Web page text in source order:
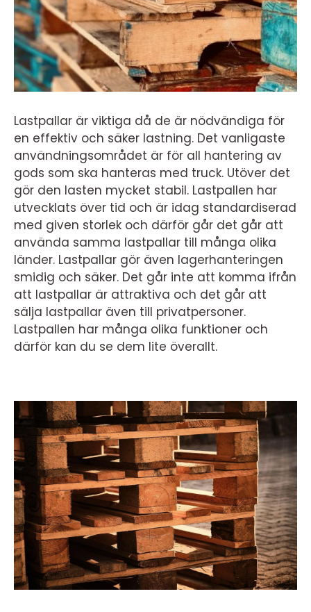
Lastpallar är viktiga då de är nödvändiga för
en effektiv och säker lastning. Det vanligaste
användningsområdet är för all hantering av
gods som ska hanteras med truck. Utöver det
gör den lasten mycket stabil. Lastpallen har
utvecklats över tid och är idag standardiserad
med given storlek och därför går det går att
använda samma lastpallar till många olika
länder. Lastpallar gör även lagerhanteringen
smidig och säker. Det går inte att komma ifrån
att lastpallar är attraktiva och det går att
sälja lastpallar även till privatpersoner.
Lastpallen har många olika funktioner och
därför kan du se dem lite överallt.